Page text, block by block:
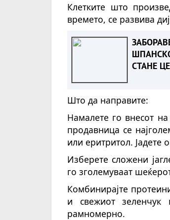
Клетките што
времето, се развива
СТАНЕ
Што да направите:
Намалете го внесот
продавница се
или еритритол. Јадете
Изберете сложени
го зголемуваат
Комбинирајте
и свежиот
рамномерно.